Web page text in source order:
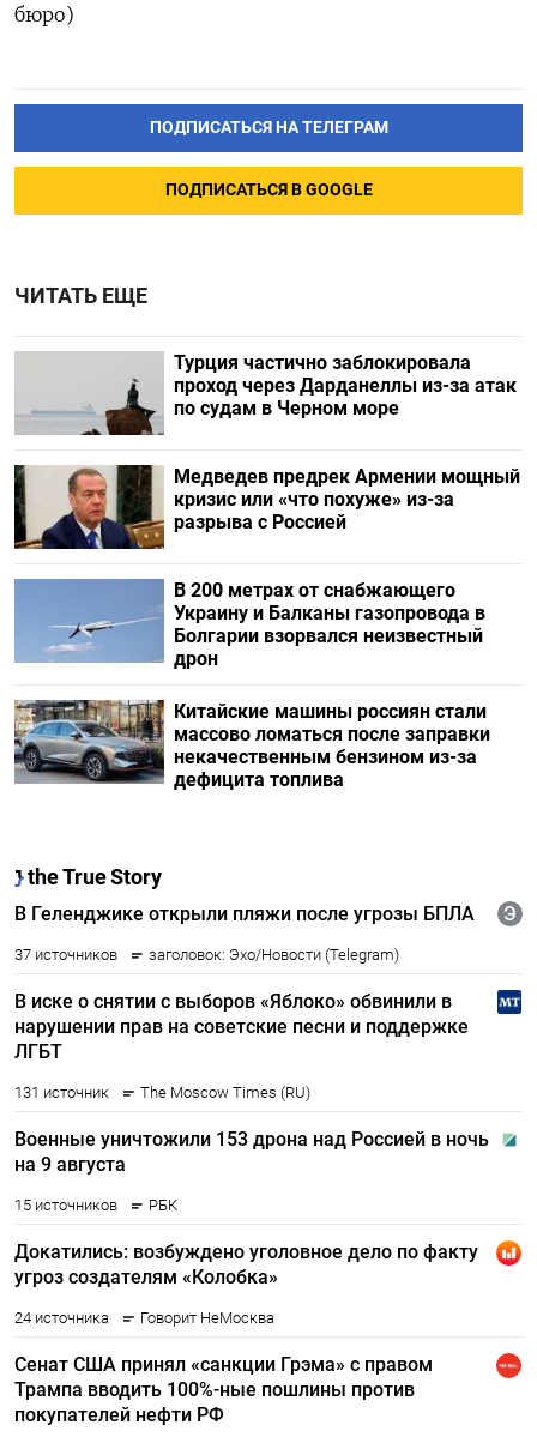
бюро)
ПОДПИСАТЬСЯ НА ТЕЛЕГРАМ
ПОДПИСАТЬСЯ В GOOGLE
ЧИТАТЬ ЕЩЕ
Турция частично заблокировала
проход через Дарданеллы из-за атак
по судам в Черном море
Медведев предрек Армении мощный
кризис или «что похуже» из-за
разрыва с Россией
В 200 метрах от снабжающего
Украину и Балканы газопровода в
Болгарии взорвался неизвестный
дрон
Китайские машины россиян стали
массово ломаться после заправки
некачественным бензином из-за
дефицита топлива